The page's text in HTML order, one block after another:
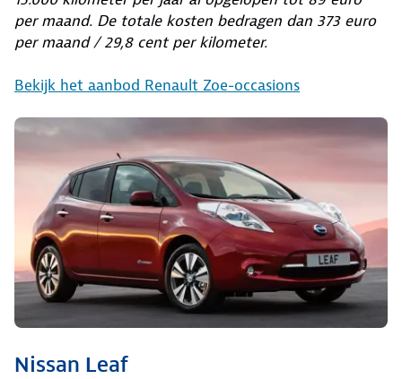
per maand. De totale kosten bedragen dan 373 euro
per maand / 29,8 cent per kilometer.
Bekijk het aanbod Renault Zoe-occasions
Nissan Leaf